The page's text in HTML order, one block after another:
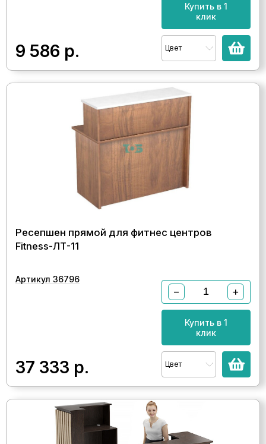
9 586 р.
Купить в 1
клик
Цвет
Ресепшен прямой для фитнес центров
Fitness-ЛТ-11
Артикул 36796
37 333 р.
− +
Купить в 1
клик
Цвет